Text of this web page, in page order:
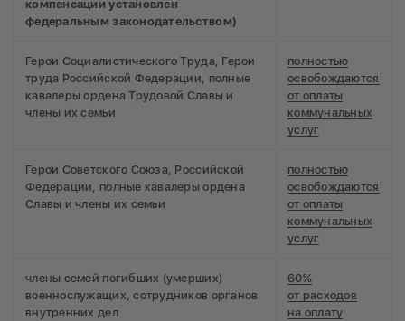
компенсации установлен
федеральным законодательством)
Герои Социалистического Труда, Герои
труда Российской Федерации, полные
кавалеры ордена Трудовой Славы и
члены их семьи
полностью
освобождаются
от оплаты
коммунальных
услуг
Герои Советского Союза, Российской
Федерации, полные кавалеры ордена
Славы и члены их семьи
полностью
освобождаются
от оплаты
коммунальных
услуг
члены семей погибших (умерших)
военнослужащих, сотрудников органов
внутренних дел
60%
от расходов
на оплату